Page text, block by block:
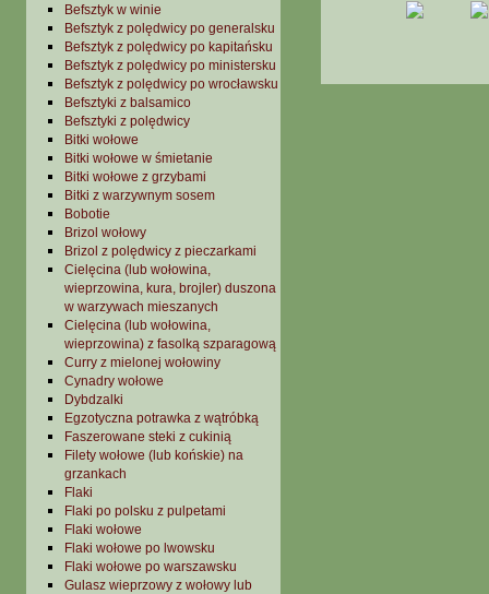
Befsztyk w winie
Befsztyk z polędwicy po generalsku
Befsztyk z polędwicy po kapitańsku
Befsztyk z polędwicy po ministersku
Befsztyk z polędwicy po wrocławsku
Befsztyki z balsamico
Befsztyki z polędwicy
Bitki wołowe
Bitki wołowe w śmietanie
Bitki wołowe z grzybami
Bitki z warzywnym sosem
Bobotie
Brizol wołowy
Brizol z polędwicy z pieczarkami
Cielęcina (lub wołowina,
wieprzowina, kura, brojler) duszona
w warzywach mieszanych
Cielęcina (lub wołowina,
wieprzowina) z fasolką szparagową
Curry z mielonej wołowiny
Cynadry wołowe
Dybdzalki
Egzotyczna potrawka z wątróbką
Faszerowane steki z cukinią
Filety wołowe (lub końskie) na
grzankach
Flaki
Flaki po polsku z pulpetami
Flaki wołowe
Flaki wołowe po lwowsku
Flaki wołowe po warszawsku
Gulasz wieprzowy z wołowy lub